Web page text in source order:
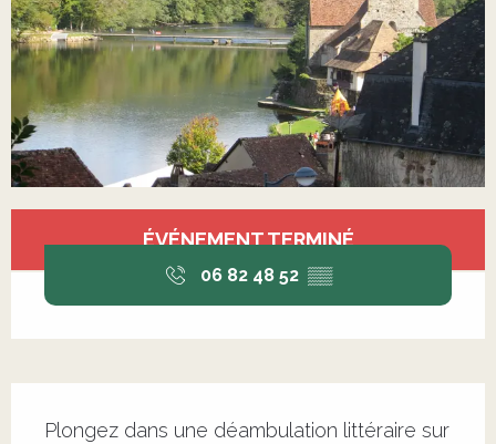
Ouverture et coordonnées
ÉVÉNEMENT TERMINÉ
06 82 48 52 ▒▒
Plongez dans une déambulation littéraire sur